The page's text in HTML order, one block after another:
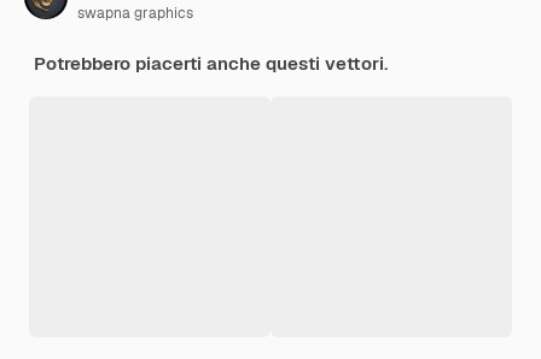
swapna graphics
Potrebbero piacerti anche questi vettori.